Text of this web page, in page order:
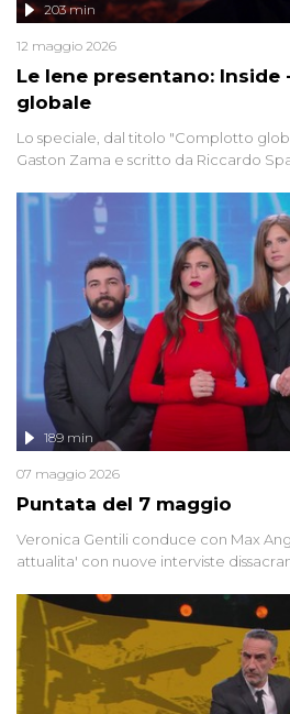
Le Iene presentano:
globale
203 min
12 maggio 2026
Lo speciale, dal titolo "Complotto
Gaston Zama e scritto da Riccardo
racconta l'universo delle narrazioni
globali e del complottismo che negli
social network, talk show, piazze
Puntata del 7 maggio
189 min
07 maggio 2026
Veronica Gentili conduce con Max
attualita' con nuove interviste